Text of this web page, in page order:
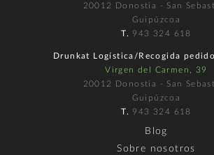
20012 Donostia - San
Guipúzcoa
T. 943 324 618
Drunkat Logística/Recogida
Virgen del Carmen, 39
20012 Donostia - San
Guipúzcoa
T. 943 324 618
Blog
Sobre nosotros